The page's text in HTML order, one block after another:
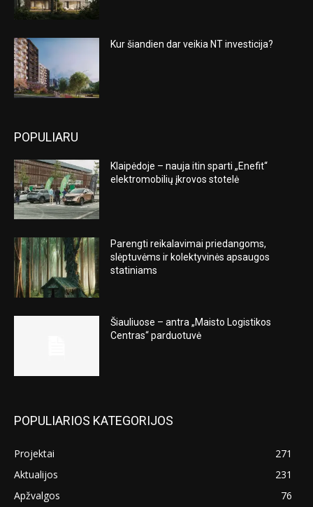
Kur šiandien dar veikia NT investicija?
POPULIARU
Klaipėdoje – nauja itin sparti „Enefit“
elektromobilių įkrovos stotelė
Parengti reikalavimai priedangoms,
slėptuvėms ir kolektyvinės apsaugos
statiniams
Šiauliuose – antra „Maisto Logistikos
Centras“ parduotuvė
POPULIARIOS KATEGORIJOS
Projektai
271
Aktualijos
231
Apžvalgos
76